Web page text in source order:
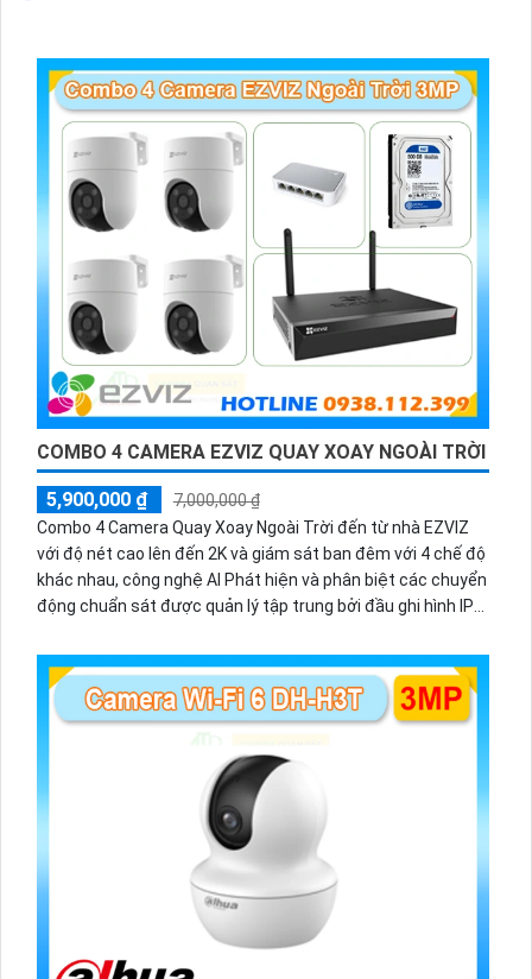
COMBO 4 CAMERA EZVIZ QUAY XOAY NGOÀI TRỜI
5,900,000 ₫
7,000,000 ₫
Combo 4 Camera Quay Xoay Ngoài Trời đến từ nhà EZVIZ
với độ nét cao lên đến 2K và giám sát ban đêm với 4 chế độ
khác nhau, công nghệ AI Phát hiện và phân biệt các chuyển
động chuẩn sát được quản lý tập trung bởi đầu ghi hình IP